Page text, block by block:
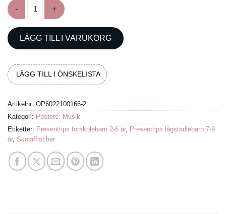
LÄGG TILL I VARUKORG
LÄGG TILL I ÖNSKELISTA
Artikelnr: OP6022100166-2
Kategori: Posters: Musik
Etiketter: Presenttips förskolebarn 2-6 år, Presenttips lågstadiebarn 7-9
år, Skolaffischer